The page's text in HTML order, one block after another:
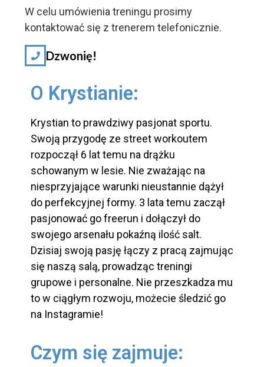
W celu umówienia treningu prosimy
kontaktować się z trenerem telefonicznie.
Dzwonię!
O Krystianie:
Krystian to prawdziwy pasjonat sportu.
Swoją przygodę ze street workoutem
rozpoczął 6 lat temu na drążku
schowanym w lesie. Nie zważając na
niesprzyjające warunki nieustannie dążył
do perfekcyjnej formy. 3 lata temu zaczął
pasjonować go freerun i dołączył do
swojego arsenału pokaźną ilość salt.
Dzisiaj swoją pasję łączy z pracą zajmując
się naszą salą, prowadząc treningi
grupowe i personalne. Nie przeszkadza mu
to w ciągłym rozwoju, możecie śledzić go
na Instagramie!
Czym się zajmuje: